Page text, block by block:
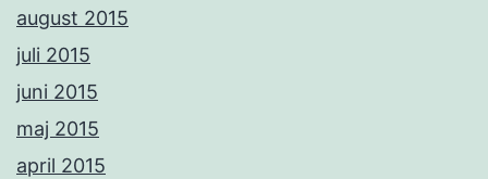
august 2015
juli 2015
juni 2015
maj 2015
april 2015